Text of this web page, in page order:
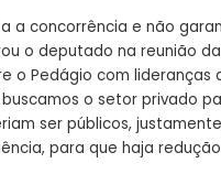
a concorrência e não
o deputado na reunião
o Pedágio com lideranças
buscamos o setor privado
ser públicos,
para que haja